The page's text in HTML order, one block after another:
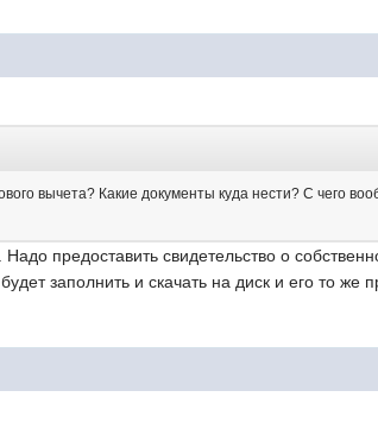
вычета? Какие документы куда нести? С чего
предоставить свидетельство о
заполнить и скачать на диск и его то же